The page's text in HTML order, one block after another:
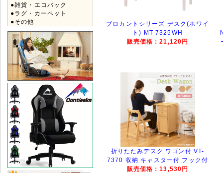
●雑貨・エコバック
●ラグ・カーペット
●その他
ブロカントシリーズ デスク(ホワイ
ト) MT-7325WH
販売価格：21,120円
折りたたみデスク ワゴン付 VT-
7370 収納 キャスター付 フック付
販売価格：13,530円